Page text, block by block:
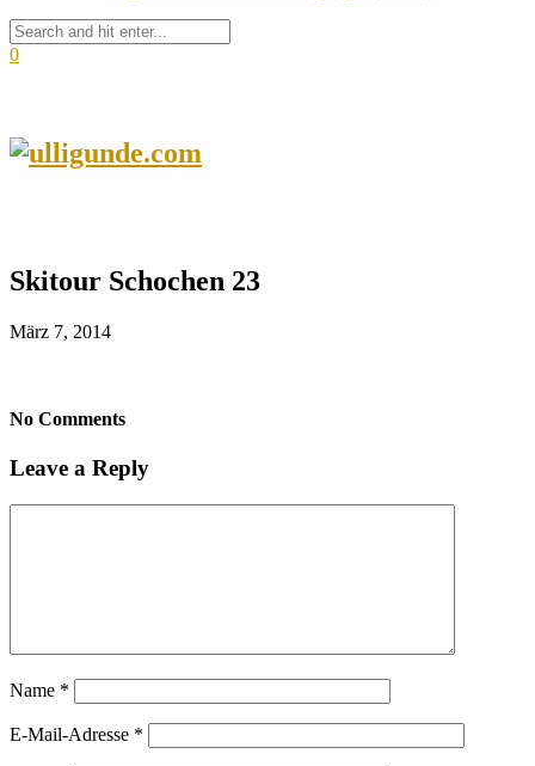
0
Skitour Schochen 23
März 7, 2014
No Comments
Leave a Reply
Name *
E-Mail-Adresse *